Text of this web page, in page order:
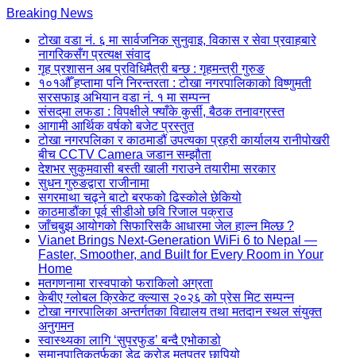
Skip
content
(Press
Enter)
Breaking News
टोखा वडा नं. ६ मा सार्वजनिक सुनुवाइ, विकास र सेवा प्रवाहबारे
नागरिकसँग प्रत्यक्ष संवाद
गृह प्रशासन अब प्रविधिमैत्री बन्छ : गृहमन्त्री गुरुङ
१०१औँ हप्तामा पनि निरन्तरता : टोखा नगरपालिकाको विष्णुमती
सरसफाइ अभियान वडा नं. १ मा सम्पन्न
संसद्‌मा लफडा : विपक्षीले फ्याँके कुर्सी, बैठक तनावग्रस्त
आगामी आर्थिक वर्षको बजेट प्रस्तुत
टोखा नगरपलिका र काठमाडौं उपत्यका प्रहरी कार्यालय रानीपोखरी
बीच CCTV Camera जडान सम्झौता
देशभर सुकुमवासी बस्ती खाली गराउने तयारीमा सरकार
सुधन गुरुङद्वारा राजीनामा
सगरमाथा चढ्ने बाटो बरफको ढिस्कोले छेकियो
काठमाडौंका पूर्व सीडीओ छवि रिजाल पक्राउ
जाँचबुझ आयोगको सिफारिसकै आधारमा जेल हाल्न मिल्छ ?
Vianet Brings Next-Generation WiFi 6 to Nepal —
Faster, Smoother, and Built for Every Room in Your
Home
मतगणनामा रास्वपाको फराकिलो अग्रता
केबीए ग्लोबल क्रिकेट क्ल्यास २०२६ को प्रेस मिट सम्पन्न
टोखा नगरपालिका अन्तर्गतका विद्यालय तथा मतदान स्थल संयुक्त
अनुगमन
स्वास्थ्यका लागि ‘सुपरफुड’ बन्दै एभोकाडो
समानुपातिकतर्फका डेढ करोड मतपत्र छापियो